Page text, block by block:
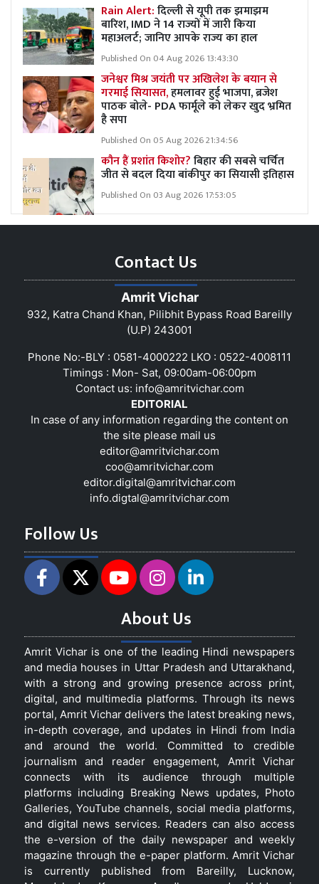
Rain Alert:दिल्ली से यूपी तक झमाझम
बारिश, IMD ने 14 राज्यों में जारी किया
महाअलर्ट; जानिए आपके राज्य का हाल
Published On 04 Aug 2026 13:43:30
जनेश्वर मिश्र जयंती पर अखिलेश के बयान से
गरमाई सियासत,हमलावर हुई भाजपा, ब्रजेश
पाठक बोले- PDA फार्मूले को लेकर खुद भ्रमित
है सपा
Published On 05 Aug 2026 21:34:56
कौन हैं प्रशांत किशोर?बिहार की सबसे चर्चित
जीत से बदल दिया बांकीपुर का सियासी इतिहास
Published On 03 Aug 2026 17:53:05
Contact Us
Amrit Vichar
932, Katra Chand Khan, Pilibhit Bypass Road Bareilly
(U.P) 243001
Phone No:-BLY : 0581-4000222 LKO : 0522-4008111
Timings : Mon- Sat, 09:00am-06:00pm
Contact us: info@amritvichar.com
EDITORIAL
In case of any information regarding the content on
the site please mail us
editor@amritvichar.com
coo@amritvichar.com
editor.digital@amritvichar.com
info.digtal@amritvichar.com
Follow Us
About Us
Amrit Vichar is one of the leading Hindi newspapers
and media houses in Uttar Pradesh and Uttarakhand,
with a strong and growing presence across print,
digital, and multimedia platforms. Through its news
portal, Amrit Vichar delivers the latest breaking news,
in-depth coverage, and updates in Hindi from India
and around the world. Committed to credible
journalism and reader engagement, Amrit Vichar
connects with its audience through multiple
platforms including Breaking News updates, Photo
Galleries, YouTube channels, social media platforms,
and digital news services. Readers can also access
the e-version of the daily newspaper and weekly
magazine through the e-paper platform. Amrit Vichar
is currently published from Bareilly, Lucknow,